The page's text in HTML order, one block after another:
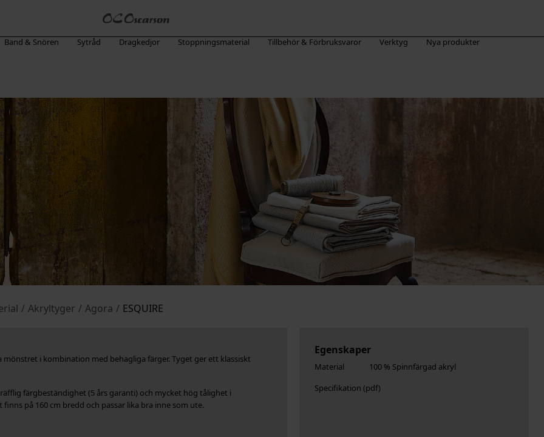
Band & Snören Sytråd Dragkedjor Stoppningsmaterial Tillbehör & Förbruksvaror Verktyg Nya produkter
/ Akryltyger / Agora / ESQUIRE
i kombination med behagliga färger. Tyget ger ett klassiskt
färgbeständighet (5 års garanti) och mycket hög tålighet i
på 160 cm bredd och passar lika bra inne som ute.
Egenskaper
Material
100 % Spinnfärgad akryl
Specifikation